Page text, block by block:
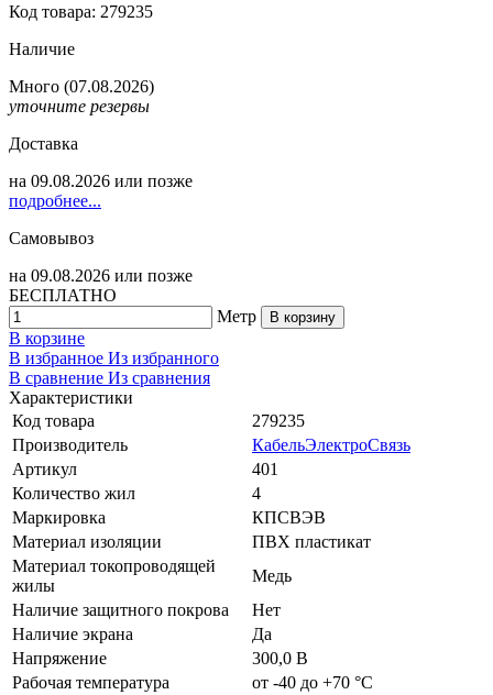
Код товара: 279235
Наличие
Много (07.08.2026)
уточните резервы
Доставка
на 09.08.2026 или позже
подробнее...
Самовывоз
на 09.08.2026 или позже
БЕСПЛАТНО
Метр
В корзину
В корзине
В избранное Из избранного
В сравнение Из сравнения
Характеристики
Код товара
279235
Производитель
КабельЭлектроСвязь
Артикул
401
Количество жил
4
Маркировка
КПСВЭВ
Материал изоляции
ПВХ пластикат
Материал токопроводящей
жилы
Медь
Наличие защитного покрова
Нет
Наличие экрана
Да
Напряжение
300,0 В
Рабочая температура
от -40 до +70 °C